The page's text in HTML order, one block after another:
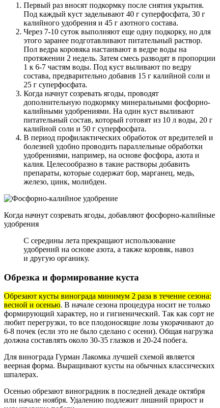
Первый раз вносят подкормку после снятия укрытия.
Под каждый куст заделывают 40 г суперфосфата, 30 г
калийного удобрения и 45 г азотного состава.
Через 7-10 суток выполняют еще одну подкорку, но для
этого заранее подготавливают питательный раствор.
Пол ведра коровяка настаивают в ведре воды на
протяжении 2 недель. Затем смесь разводят в пропорции
1 к 6-7 частям воды. Под куст выливают по ведру
состава, предварительно добавив 15 г калийной соли и
25 г суперфосфата.
Когда начнут созревать ягоды, проводят
дополнительную подкормку минеральными фосфорно-
калийными удобрениями. На один куст выливают
питательный состав, который готовят из 10 л воды, 20 г
калийной соли и 50 г суперфосфата.
В период профилактических обработок от вредителей и
болезней удобно проводить параллельные обработки
удобрениями, например, на основе фосфора, азота и
калия. Целесообразно в такие растворы добавить
препараты, которые содержат бор, марганец, медь,
железо, цинк, молибден.
Когда начнут созревать ягоды, добавляют фосфорно-калийные
удобрения
С середины лета прекращают использование
удобрений на основе азота, а также коровяк, навоз
и другую органику.
Обрезка и формирование куста
Обрезают кусты винограда минимум 2 раза в течение сезона:
весной и осенью. В начале сезона процедура носит не только
формирующий характер, но и гигиенический. Так как сорт не
любит перегрузки, то все плодоносящие лозы укорачивают до
6-8 почек (если это не было сделано с осени). Общая нагрузка
должна составлять около 30-35 глазков и 20-24 побега.
Для винограда Гурман Лакомка лучшей схемой является
веерная форма. Выращивают кусты на обычных классических
шпалерах.
Осенью обрезают виноградник в последней декаде октября
или начале ноября. Удалению подлежит лишний прирост и